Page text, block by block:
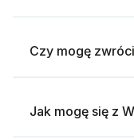
Czy mogę
Jak mogę się z